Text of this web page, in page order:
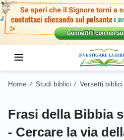
Home / Studi biblici / Versetti biblici
Frasi della Bibbia
- Cercare la via